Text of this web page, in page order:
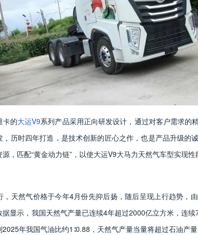
卡的大运V9系列产品采用正向研发设计，通过对客户需求的
历时四年打造，是技术创新的匠心之作，也是产品升级的
，匹配“黄金动力链”，以使大运V9大马力天然气车型实现性
，天然气价格于今年4月份先抑后扬，随后呈现上行趋势，
显示，我国天然气产量已连续4年超过2000亿立方米，连
年我国气油比约1∶0.88，天然气产量当量将超过石油产量